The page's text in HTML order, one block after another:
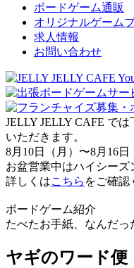
ボードゲーム通販
オリジナルゲーム
求人情報
お問い合わせ
JELLY JELLY CAFE で
いただきます。
8月10日（月）〜8月16日
お盆営業中はハイシーズ
詳しくはこちら をご確認
ボードゲーム紹介
たべたお手紙、なんだっ
ヤギのワード便